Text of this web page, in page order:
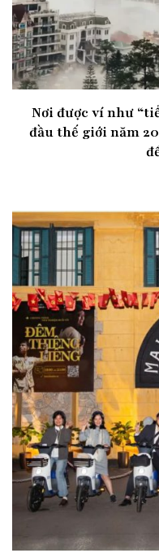
Nơi được ví như
đầu thế giới năm